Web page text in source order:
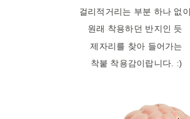
걸리적거리는 부분 하나 없이
원래 착용하던 반지인 듯
제자리를 찾아 들어가는
착붙 착용감이랍니다. :)